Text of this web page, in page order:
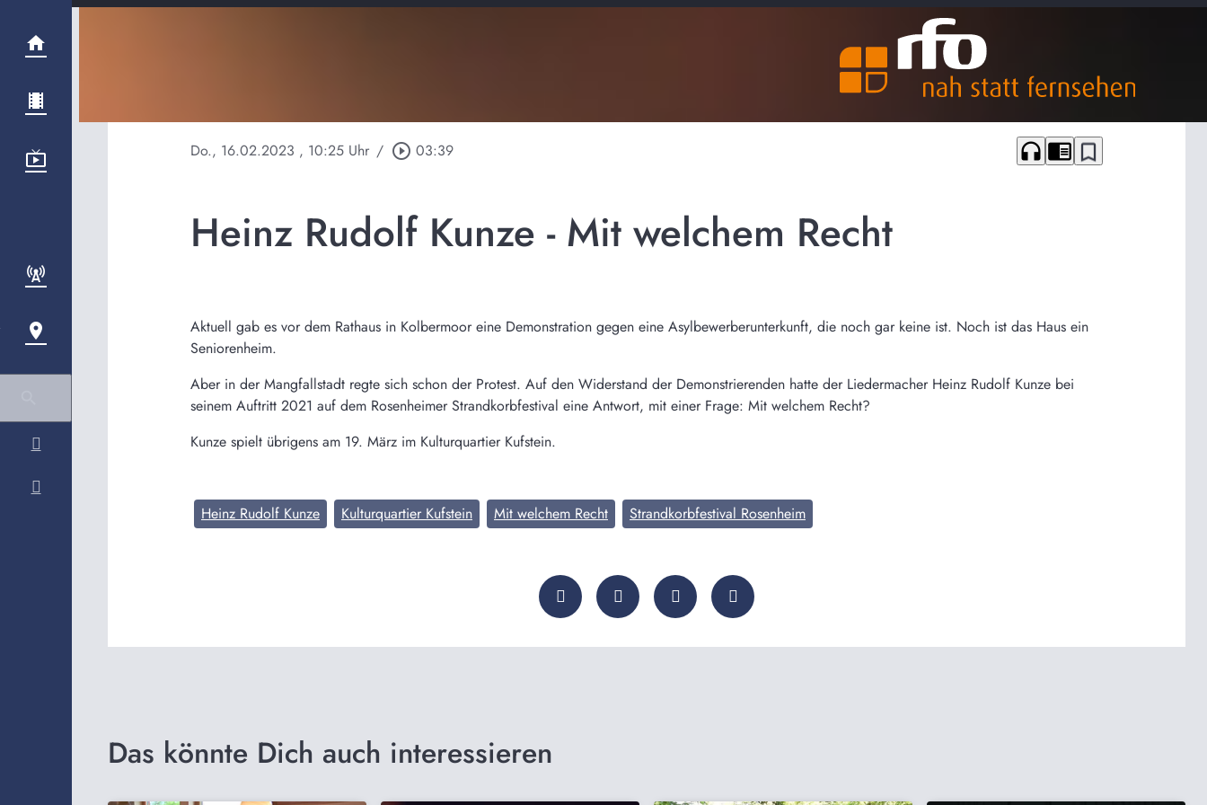
Do., 16.02.2023 , 10:25 Uhr / play_circle_outline 03:39 headphones chrome_reader_mode bookmark_border
Heinz Rudolf Kunze - Mit welchem Recht
Aktuell gab es vor dem Rathaus in Kolbermoor eine Demonstration gegen eine Asylbewerberunterkunft, die noch gar keine ist. Noch ist das Haus ein
Seniorenheim.
Aber in der Mangfallstadt regte sich schon der Protest. Auf den Widerstand der Demonstrierenden hatte der Liedermacher Heinz Rudolf Kunze bei
seinem Auftritt 2021 auf dem Rosenheimer Strandkorbfestival eine Antwort, mit einer Frage: Mit welchem Recht?
Kunze spielt übrigens am 19. März im Kulturquartier Kufstein.
Heinz Rudolf Kunze Kulturquartier Kufstein Mit welchem Recht Strandkorbfestival Rosenheim
Das könnte Dich auch interessieren